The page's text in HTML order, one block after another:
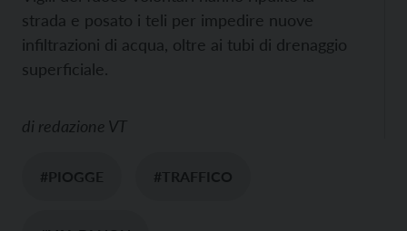
strada e posato i teli per impedire nuove
infiltrazioni di acqua, oltre ai tubi di drenaggio
superficiale.
di redazione VT
#PIOGGE #TRAFFICO